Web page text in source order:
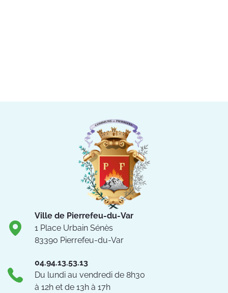
Ville de Pierrefeu-du-Var
1 Place Urbain Sénès
83390 Pierrefeu-du-Var
04.94.13.53.13
Du lundi au vendredi de 8h30
à 12h et de 13h à 17h